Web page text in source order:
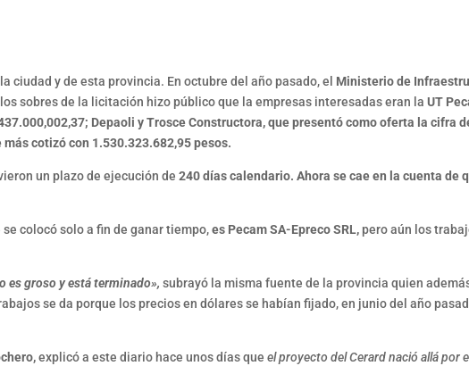
y de esta provincia. En octubre del año pasado, el Ministerio de
sobres de la licitación hizo público que la empresas interesadas eran laUT
Depaoli y Trosce Constructora, que presentó como oferta la cifra
cotizó con 1.530.323.682,95 pesos.
un plazo de ejecución de240 días calendario. Ahora se cae en la cuenta de
colocó solo a fin de ganar tiempo,es Pecam SA-Epreco SRL, pero aún los
es groso y está terminado», subrayó la misma fuente de la provincia quien
se da porque los precios en dólares se habían fijado, en junio del año
,explicó a este diario hace unos días queel proyecto del Cerard nació allá por